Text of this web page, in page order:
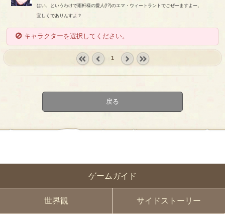
ゲームガイド
世界観 サイドストーリー
はい、というわけで雨軒様の愛人(!?)のエマ・ウィートラントでごぜーますよー。
宜しくでありんすよ？
キャラクターを選択してください。
1
戻る